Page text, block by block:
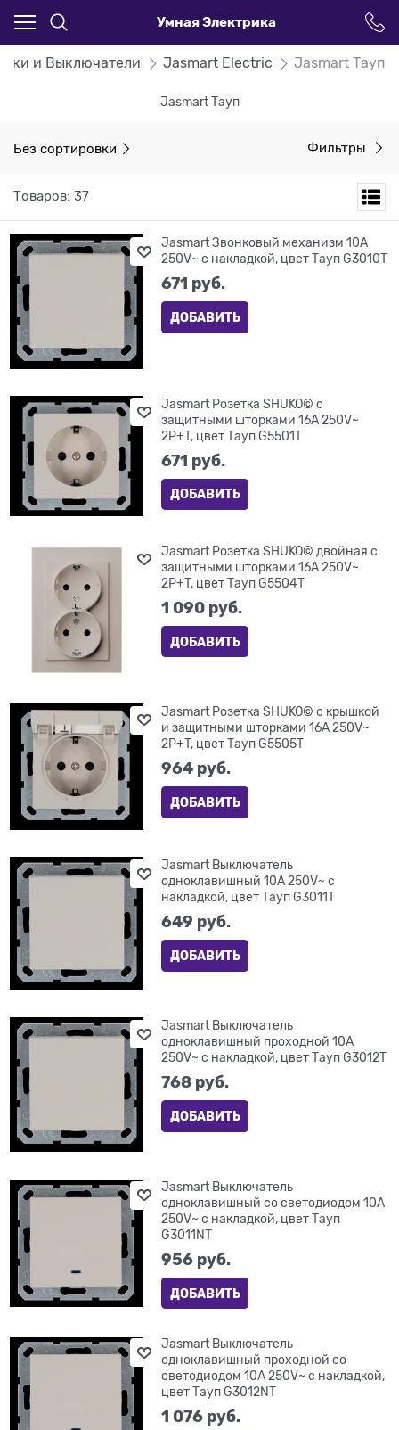
Умная Электрика
и Выключатели Jasmart Electric Jasmart Тауп
Jasmart Тауп
Без сортировки Фильтры
Товаров: 37
Jasmart Звонковый механизм 10A
250V~ с накладкой, цвет Тауп G3010T
671 руб.
ДОБАВИТЬ
Jasmart Розетка SHUKO© с
защитными шторками 16A 250V~
2P+T, цвет Тауп G5501T
671 руб.
ДОБАВИТЬ
Jasmart Розетка SHUKO© двойная с
защитными шторками 16A 250V~
2P+T, цвет Тауп G5504T
1 090 руб.
ДОБАВИТЬ
Jasmart Розетка SHUKO© с крышкой
и защитными шторками 16A 250V~
2P+T, цвет Тауп G5505T
964 руб.
ДОБАВИТЬ
Jasmart Выключатель
одноклавишный 10A 250V~ с
накладкой, цвет Тауп G3011T
649 руб.
ДОБАВИТЬ
Jasmart Выключатель
одноклавишный проходной 10A
250V~ с накладкой, цвет Тауп G3012T
768 руб.
ДОБАВИТЬ
Jasmart Выключатель
одноклавишный со светодиодом 10A
250V~ с накладкой, цвет Тауп
G3011NT
956 руб.
ДОБАВИТЬ
Jasmart Выключатель
одноклавишный проходной со
светодиодом 10A 250V~ с накладкой,
цвет Тауп G3012NT
1 076 руб.